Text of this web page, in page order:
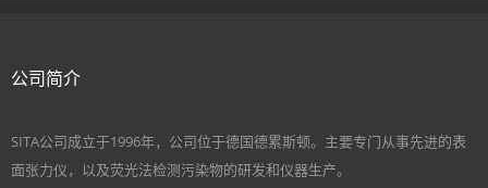
公司简介
SITA公司成立于1996年，公司位于德国德累斯顿。主要专门从事先进的表
面张力仪，以及荧光法检测污染物的研发和仪器生产。